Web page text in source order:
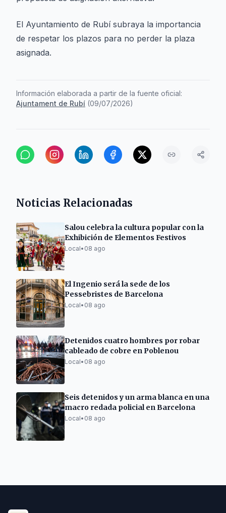
El Ayuntamiento de Rubí subraya la importancia
de respetar los plazos para no perder la plaza
asignada.
Información elaborada a partir de la fuente oficial:
Ajuntament de Rubí (09/07/2026)
Noticias Relacionadas
Salou celebra la cultura popular con la
Exhibición de Elementos Festivos
Local• 08 ago
El Ingenio será la sede de los
Pessebristes de Barcelona
Local• 08 ago
Detenidos cuatro hombres por robar
cableado de cobre en Poblenou
Local• 08 ago
Seis detenidos y un arma blanca en una
macro redada policial en Barcelona
Local• 08 ago